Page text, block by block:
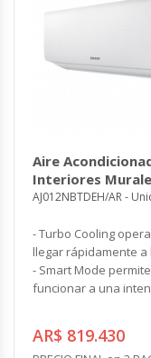
Aire
Interiores
AJ012NBTDEH/AR -
- Turbo Cooling
llegar rápidamente
- Smart Mode
funcionar a una
AR$ 819.430